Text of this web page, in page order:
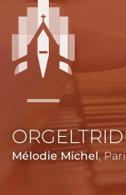
Mélodie Michel,